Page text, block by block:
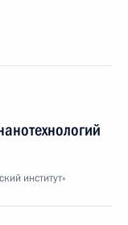
институт»